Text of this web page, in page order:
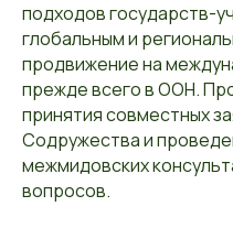
подходов государств-
глобальным и
продвижение на
прежде всего в ООН.
принятия совместных
Содружества и
межмидовских
вопросов.